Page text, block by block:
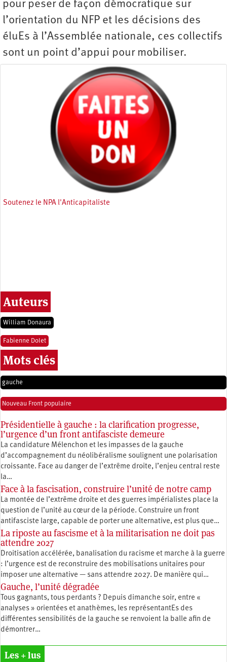
pour peser de façon démocratique sur
l’orientation du NFP et les décisions des
éluEs à l’Assemblée nationale, ces collectifs
sont un point d’appui pour mobiliser.
Soutenez le NPA l'Anticapitaliste
Auteurs
William Donaura
Fabienne Dolet
Mots clés
gauche
Nouveau Front populaire
Présidentielle à gauche : la clarification progresse,
l’urgence d’un front antifasciste demeure
La candidature Mélenchon et les impasses de la gauche
d’accompagnement du néolibéralisme soulignent une polarisation
croissante. Face au danger de l’extrême droite, l’enjeu central reste
la…
Face à la fascisation, construire l’unité de notre camp
La montée de l’extrême droite et des guerres impérialistes place la
question de l’unité au cœur de la période. Construire un front
antifasciste large, capable de porter une alternative, est plus que…
La riposte au fascisme et à la militarisation ne doit pas
attendre 2027
Droitisation accélérée, banalisation du racisme et marche à la guerre
: l’urgence est de reconstruire des mobilisations unitaires pour
imposer une alternative — sans attendre 2027. De manière qui…
Gauche, l’unité dégradée
Tous gagnants, tous perdants ? Depuis dimanche soir, entre «
analyses » orientées et anathèmes, les représentantEs des
différentes sensibilités de la gauche se renvoient la balle afin de
démontrer…
Les + lus